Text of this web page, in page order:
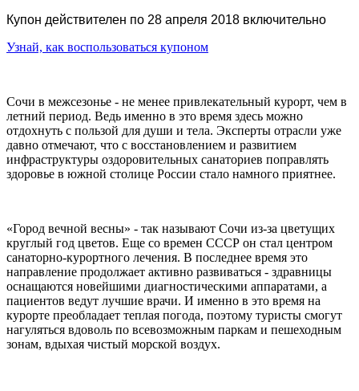
Купон действителен по 28 апреля 2018 включительно
Узнай, как воспользоваться купоном
Сочи в межсезонье - не менее привлекательный курорт, чем в
летний период. Ведь именно в это время здесь можно
отдохнуть с пользой для души и тела. Эксперты отрасли уже
давно отмечают, что с восстановлением и развитием
инфраструктуры оздоровительных санаториев поправлять
здоровье в южной столице России стало намного приятнее.
«Город вечной весны» - так называют Сочи из-за цветущих
круглый год цветов. Еще со времен СССР он стал центром
санаторно-курортного лечения. В последнее время это
направление продолжает активно развиваться - здравницы
оснащаются новейшими диагностическими аппаратами, а
пациентов ведут лучшие врачи. И именно в это время на
курорте преобладает теплая погода, поэтому туристы смогут
нагуляться вдоволь по всевозможным паркам и пешеходным
зонам, вдыхая чистый морской воздух.